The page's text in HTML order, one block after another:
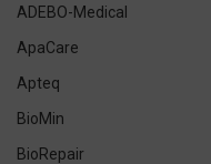
ADEBO-Medical
ApaCare
Apteq
BioMin
BioRepair